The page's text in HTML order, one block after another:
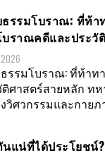
ธรรมโบราณ: ที่ท้า
บราณคดีและประวั
รรมโบราณ: ที่ท้าท
ศาสตร์สายหลัก ทห
วิศวกรรมและกาย
นแน่ที่ได้ประโยชน์?